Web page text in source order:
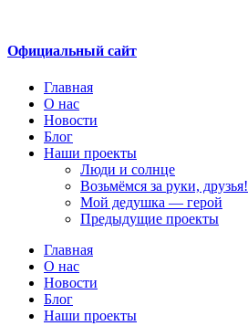
содержимому
Официальный сайт
Главная
О нас
Новости
Блог
Наши проекты
Люди и солнце
Возьмёмся за руки, друзья!
Мой дедушка — герой
Предыдущие проекты
Главная
О нас
Новости
Блог
Наши проекты